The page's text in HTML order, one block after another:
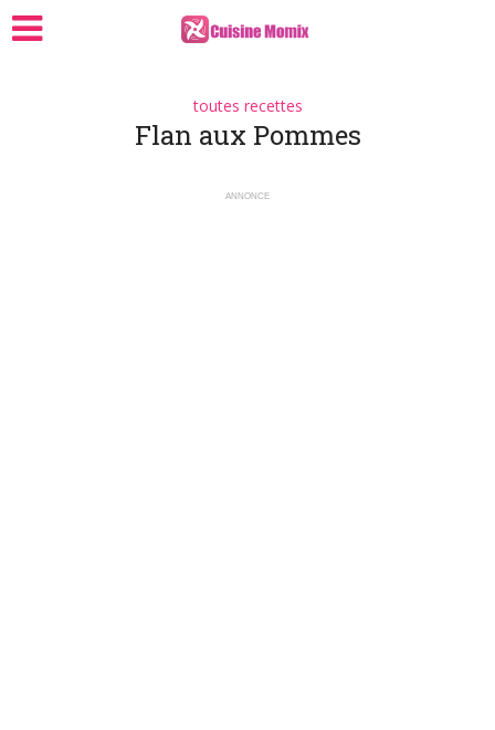
toutes recettes
Flan aux Pommes
ANNONCE